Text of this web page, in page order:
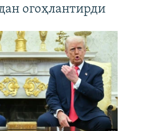
огоҳлантирди